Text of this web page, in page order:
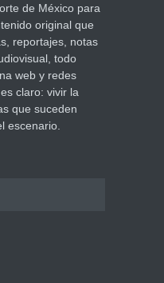
de México para
original que
reportajes, notas
todo
web y redes
claro: vivir la
que suceden
escenario.